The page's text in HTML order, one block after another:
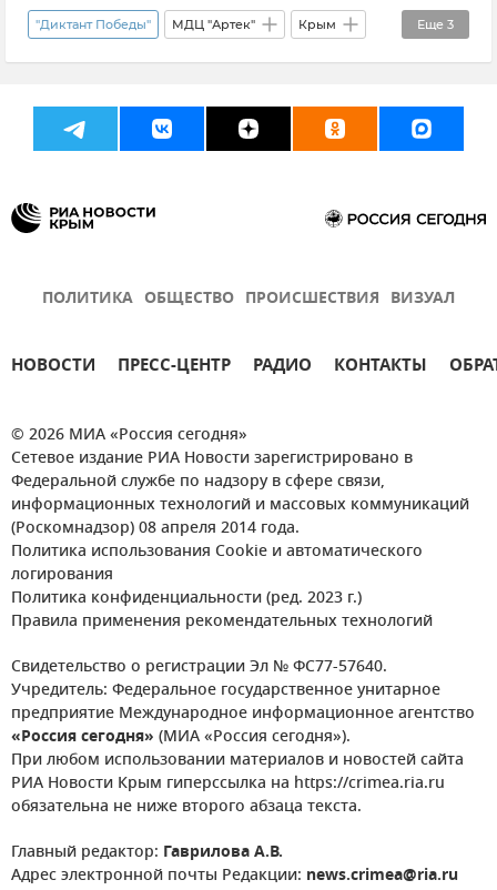
Еще 3
"Диктант Победы" МДЦ "Артек" Крым
Общество
КФУ (Крымский федеральный университет)
Елена Губанова
ПОЛИТИКА ОБЩЕСТВО ПРОИСШЕСТВИЯ ВИЗУАЛ
НОВОСТИ ПРЕСС-ЦЕНТР РАДИО КОНТАКТЫ
© 2026 МИА «Россия сегодня»
Сетевое издание РИА Новости зарегистрировано в
Федеральной службе по надзору в сфере связи,
информационных технологий и массовых коммуникаций
(Роскомнадзор) 08 апреля 2014 года.
Политика использования Cookie и автоматического
логирования
Политика конфиденциальности (ред. 2023 г.)
Правила применения рекомендательных технологий
Свидетельство о регистрации Эл № ФС77-57640.
Учредитель: Федеральное государственное унитарное
предприятие Международное информационное агентство
«Россия сегодня» (МИА «Россия сегодня»).
При любом использовании материалов и новостей сайта
РИА Новости Крым гиперссылка на https://crimea.ria.ru
обязательна не ниже второго абзаца текста.
Главный редактор: Гаврилова А.В.
Адрес электронной почты Редакции: news.crimea@ria.ru